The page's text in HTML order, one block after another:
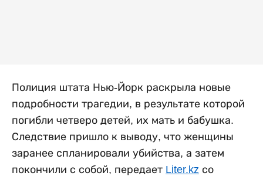
Полиция штата Нью-Йорк раскрыла новые
подробности трагедии, в результате которой
погибли четверо детей, их мать и бабушка.
Следствие пришло к выводу, что женщины
заранее спланировали убийства, а затем
покончили с собой, передает Liter.kz со